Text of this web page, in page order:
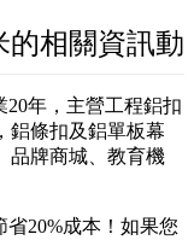
的相關資訊動
20年，主營工程鋁扣
鋁條扣及鋁單板幕
品牌商城、教育機
20%成本！如果您